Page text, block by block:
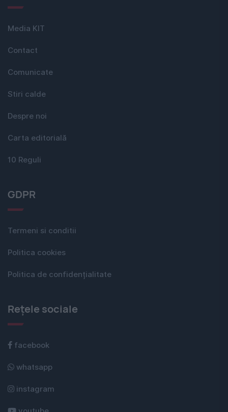
Media KIT
Contact
Comunicate
Stiri calde
Despre noi
Carta editorială
10 Reguli
GDPR
Termeni si conditii
Politica cookies
Politica de confidențialitate
Rețele sociale
facebook
whatsapp
instagram